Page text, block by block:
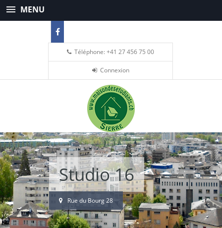
MENU
Téléphone: +41 27 456 75 00
Connexion
Studio 16
Rue du Bourg 28